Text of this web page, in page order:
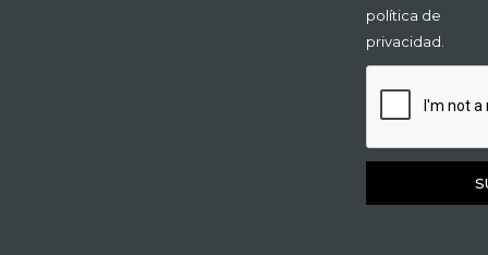
política de
privacidad.